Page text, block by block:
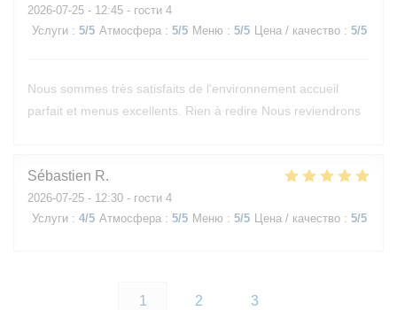
2026-07-25 - 12:45 - гости 4
Услуги : 5/5 Атмосфера : 5/5 Меню : 5/5 Цена / качество : 5/5
Nous sommes très satisfaits de l'environnement accueil
parfait et menus excellents. Rien à redire Nous reviendrons
Sébastien R
2026-07-25 - 12:30 - гости 4
Услуги : 4/5 Атмосфера : 5/5 Меню : 5/5 Цена / качество : 5/5
1 2 3